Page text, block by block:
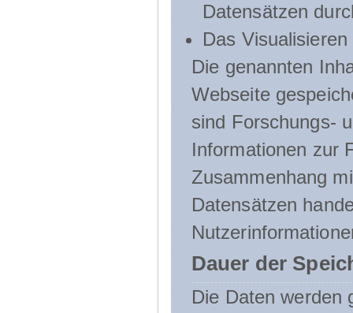
Datensätzen
Das
Die genannten
Webseite
sind Forschungs-
Informationen zur
Zusammenhang
Datensätzen
Dauer der
Die Daten werden